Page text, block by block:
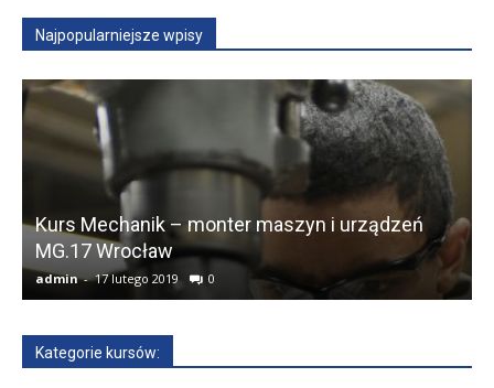
Aktualności
Najpopularniejsze wpisy
Kurs Mechanik – monter maszyn i urządzeń
MG.17 Wrocław
admin - 17 lutego 2019 0
Kategorie kursów: